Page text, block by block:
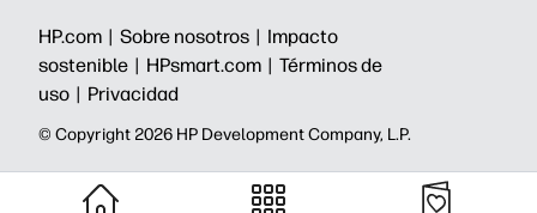
HP.com | Sobre nosotros | Impacto
sostenible | HPsmart.com | Términos de
uso | Privacidad
©️ Copyright 2026 HP Development Company, L.P.